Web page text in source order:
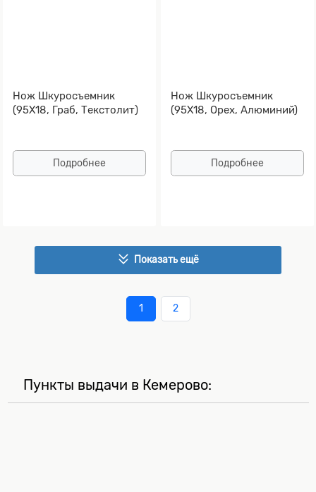
Нож Шкуросъемник
(95Х18, Граб, Текстолит)
Подробнее
Нож Шкуросъемник
(95Х18, Орех, Алюминий)
Подробнее
Показать ещё
1 2
Пункты выдачи в Кемерово: